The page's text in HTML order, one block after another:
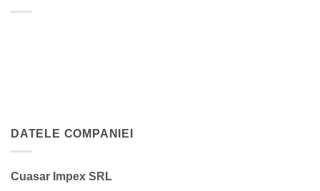
DATELE COMPANIEI
Cuasar Impex SRL